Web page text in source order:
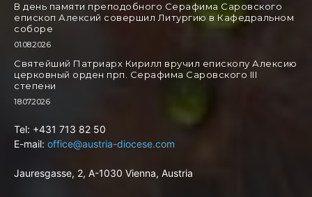
В день памяти преподобного Серафима Саровского
епископ Алексий совершил Литургию в Кафедральном
соборе
01.08.2026
Святейший Патриарх Кирилл вручил епископу Алексию
церковный орден прп. Серафима Саровского III
степени
18.07.2026
Tel: +431 713 82 50
E-mail: office@austria-diocese.com
Jauresgasse, 2, A-1030 Vienna, Austria